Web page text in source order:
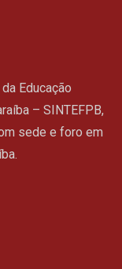
Educação
– SINTEFPB,
sede e foro em